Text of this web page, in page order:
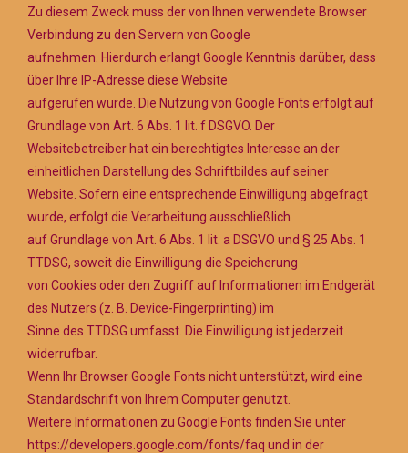
Zu diesem Zweck muss der von Ihnen verwendete Browser
Verbindung zu den Servern von Google
aufnehmen. Hierdurch erlangt Google Kenntnis darüber, dass
über Ihre IP-Adresse diese Website
aufgerufen wurde. Die Nutzung von Google Fonts erfolgt auf
Grundlage von Art. 6 Abs. 1 lit. f DSGVO. Der
Websitebetreiber hat ein berechtigtes Interesse an der
einheitlichen Darstellung des Schriftbildes auf seiner
Website. Sofern eine entsprechende Einwilligung abgefragt
wurde, erfolgt die Verarbeitung ausschließlich
auf Grundlage von Art. 6 Abs. 1 lit. a DSGVO und § 25 Abs. 1
TTDSG, soweit die Einwilligung die Speicherung
von Cookies oder den Zugriff auf Informationen im Endgerät
des Nutzers (z. B. Device-Fingerprinting) im
Sinne des TTDSG umfasst. Die Einwilligung ist jederzeit
widerrufbar.
Wenn Ihr Browser Google Fonts nicht unterstützt, wird eine
Standardschrift von Ihrem Computer genutzt.
Weitere Informationen zu Google Fonts finden Sie unter
https://developers.google.com/fonts/faq und in der